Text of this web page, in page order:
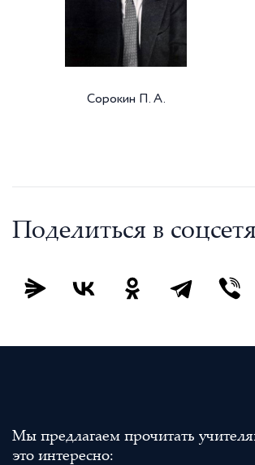
Сорокин П. А.
Поделиться в
Мы предлагаем прочитать
это интересно: